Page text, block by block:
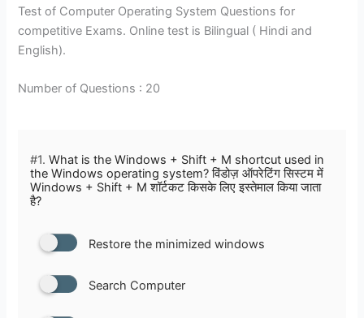
Test of Computer Operating System Questions for
competitive Exams. Online test is Bilingual ( Hindi and
English).
Number of Questions : 20
#1. What is the Windows + Shift + M shortcut used in
the Windows operating system? विंडोज़ ऑपरेटिंग सिस्टम में
Windows + Shift + M शॉर्टकट किसके लिए इस्‍तेमाल किया जाता
है?
Restore the minimized windows
Search Computer